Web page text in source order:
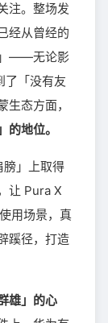
注。整场发
经从曾经的
」——无论影
了「没有友
态方面，
地位。
膀」上取得
让 Pura X
用场景，真
蹊径，打造
雄」的心